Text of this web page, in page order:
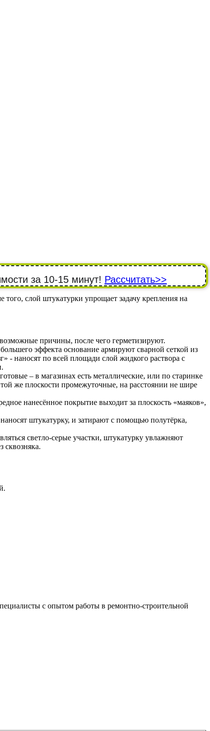
за 10-15 минут! Рассчитать>>
слой штукатурки упрощает задачу крепления на
причины, после чего герметизируют.
эффекта основание армируют сварной сеткой из
- наносят по всей площади слой жидкого раствора с
– в магазинах есть металлические, или по старинке
же плоскости промежуточные, на расстоянии не шире
нанесённое покрытие выходит за плоскость «маяков»,
штукатурку, и затирают с помощью полутёрка,
светло-серые участки, штукатурку увлажняют
сквозняка.
с опытом работы в ремонтно-строительной